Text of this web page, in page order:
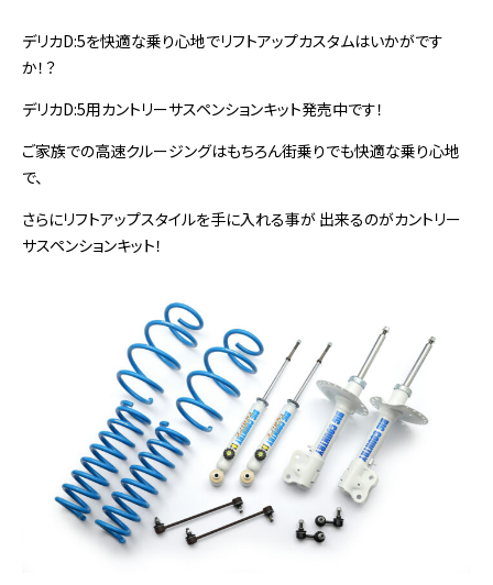
デリカD:5を快適な乗り心地でリフトアップカスタムはいかがです
か！？
デリカD:5用カントリーサスペンションキット発売中です！
ご家族での高速クルージングはもちろん街乗りでも快適な乗り心地
で、
さらにリフトアップスタイルを手に入れる事が 出来るのがカントリー
サスペンションキット！